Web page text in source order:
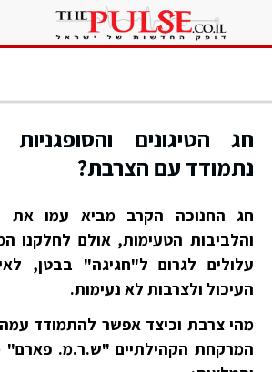
חג הטיגונים
נתמודד עם הצרבת?
חג החנוכה הקרב מביא עמו את
והלביבות הטעימות, אולם לחלקנו
עלולים לגרום ל"חגיגה" בבטן,
העיכול ולצרבות לא נעימות.
מהי צרבת וכיצד אפשר להתמודד
המרקחת הקהילתיים "ש.ר.מ. פארם"